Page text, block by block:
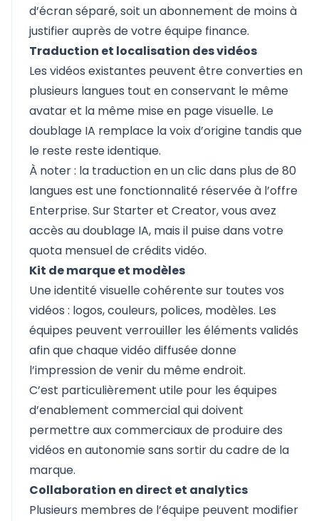
d’écran séparé, soit un abonnement de moins à
justifier auprès de votre équipe finance.
Traduction et localisation des vidéos
Les vidéos existantes peuvent être converties en
plusieurs langues tout en conservant le même
avatar et la même mise en page visuelle. Le
doublage IA remplace la voix d’origine tandis que
le reste reste identique.
À noter : la traduction en un clic dans plus de 80
langues est une fonctionnalité réservée à l’offre
Enterprise. Sur Starter et Creator, vous avez
accès au doublage IA, mais il puise dans votre
quota mensuel de crédits vidéo.
Kit de marque et modèles
Une identité visuelle cohérente sur toutes vos
vidéos : logos, couleurs, polices, modèles. Les
équipes peuvent verrouiller les éléments validés
afin que chaque vidéo diffusée donne
l’impression de venir du même endroit.
C’est particulièrement utile pour les équipes
d’enablement commercial qui doivent
permettre aux commerciaux de produire des
vidéos en autonomie sans sortir du cadre de la
marque.
Collaboration en direct et analytics
Plusieurs membres de l’équipe peuvent modifier